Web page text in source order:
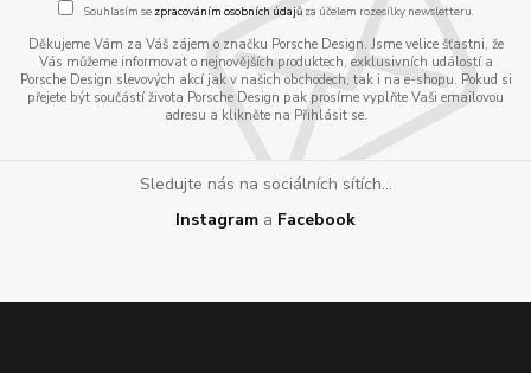
Souhlasím se zpracováním osobních údajůza účelem rozesílky newsletteru.
Děkujeme Vám za Váš zájem o značku Porsche Design. Jsme velice šťastni, že
Vás můžeme informovat o nejnovějších produktech, exklusivních událostí a
Porsche Design slevových akcí jak v našich obchodech, tak i na e-shopu. Pokud si
přejete být součástí života Porsche Design pak prosíme vyplňte Vaši emailovou
adresu a klikněte na Přihlásit se.
Sledujte nás na sociálních sítích...
Instagram a Facebook